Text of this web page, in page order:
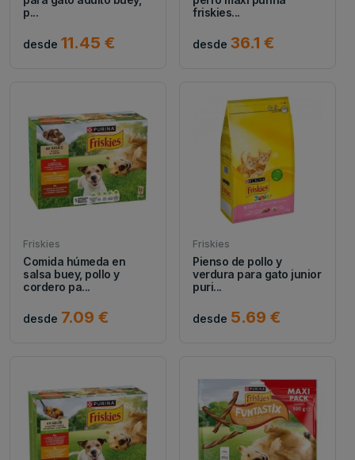
p...
desde 11.45 €
friskies...
desde 36.1 €
Friskies
Comida húmeda en
salsa buey, pollo y
cordero pa...
desde 7.09 €
Friskies
Pienso de pollo y
verdura para gato junior
puri...
desde 5.69 €